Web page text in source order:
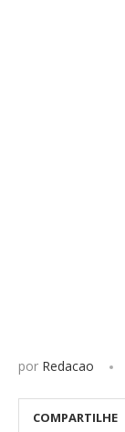
por Redacao
COMPARTILHE